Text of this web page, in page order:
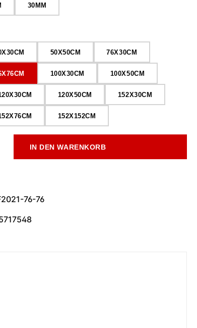
30MM
50X50CM 76X30CM
100X30CM 100X50CM
120X50CM 152X30CM
152X152CM
IN DEN WARENKORB
76-76